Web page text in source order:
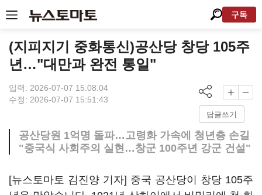
구독
(지피지기 중화통신)공산당 창당 105주
년…"대만과 완전 통일"
입력: 2026-07-07 15:08:04
수정: 2026-07-07 15:51:43
답글쓰기
공산당원 1억명 돌파…고령화 가속에 청년층 손길
"중국식 사회주의 실현…창군 100주년 강군 건설"
[뉴스토마토 김진양 기자] 중국 공산당이 창당 105주